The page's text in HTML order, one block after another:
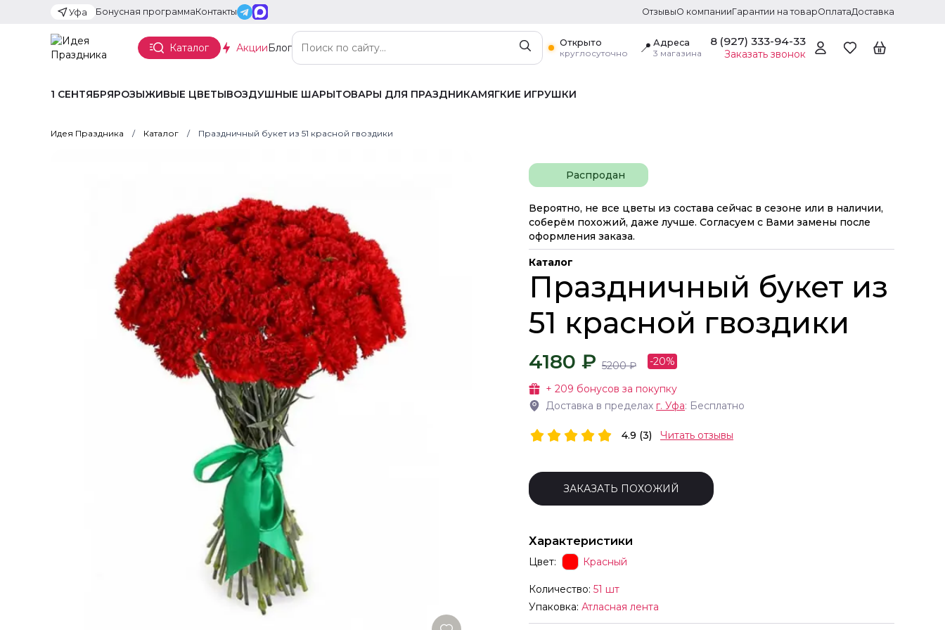
Уфа Бонусная программаКонтакты ОтзывыО компанииГарантии на товарОплатаДоставка
Каталог АкцииБлог
Открыто
круглосуточно
📍 Адреса
3 магазина
8 (927) 333-94-33
Заказать звонок
1 СЕНТЯБРЯРОЗЫЖИВЫЕ ЦВЕТЫВОЗДУШНЫЕ ШАРЫТОВАРЫ ДЛЯ ПРАЗДНИКАМЯГКИЕ ИГРУШКИ
Идея Праздника Каталог Праздничный букет из 51 красной гвоздики
Распродан
Вероятно, не все цветы из состава сейчас в сезоне или в наличии,
соберём похожий, даже лучше. Согласуем с Вами замены после
оформления заказа.
Каталог
Праздничный букет из
51 красной гвоздики
4180 ₽ 5200₽ -20%
+ 209 бонусов за покупку
Доставка в пределах г. Уфа: Бесплатно
4.9 (3) Читать отзывы
ЗАКАЗАТЬ ПОХОЖИЙ
Характеристики
Цвет: Красный
Количество: 51 шт
Упаковка: Атласная лента